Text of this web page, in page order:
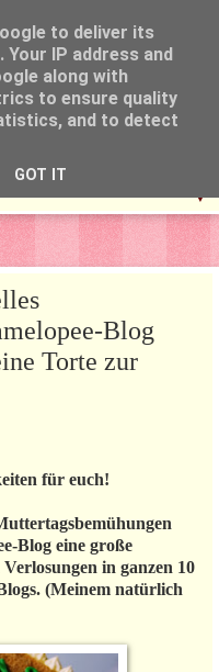
▼
Blog
Torte zur
für euch!
Blog eine große
in ganzen 10
(Meinem natürlich
to deliver its
IP address and
along with
to ensure quality
and to detect
GOT IT